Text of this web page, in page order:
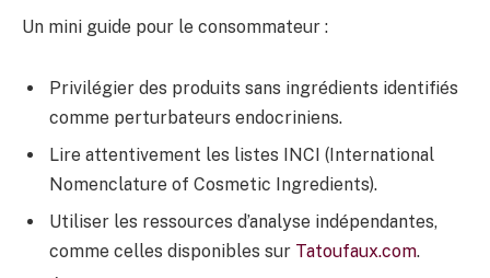
Un mini guide pour le consommateur :
Privilégier des produits sans ingrédients identifiés
comme perturbateurs endocriniens.
Lire attentivement les listes INCI (International
Nomenclature of Cosmetic Ingredients).
Utiliser les ressources d’analyse indépendantes,
comme celles disponibles sur Tatoufaux.com.